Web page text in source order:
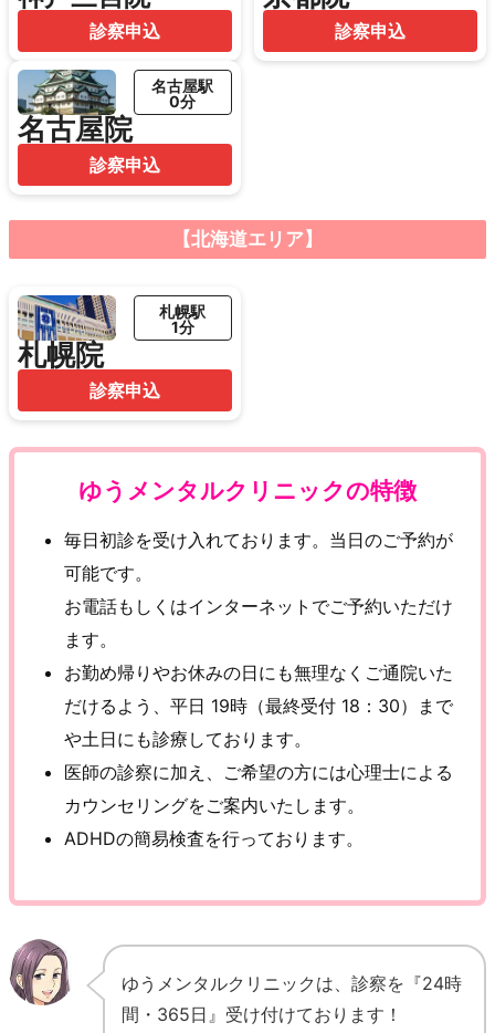
診察申込 診察申込
名古屋院
名古屋駅
0分
診察申込
【北海道エリア】
札幌院
札幌駅
1分
診察申込
ゆうメンタルクリニックの特徴
毎日初診を受け入れております。当日のご予約が
可能です。
お電話もしくはインターネットでご予約いただけ
ます。
お勤め帰りやお休みの日にも無理なくご通院いた
だけるよう、平日 19時（最終受付 18：30）まで
や土日にも診療しております。
医師の診察に加え、ご希望の方には心理士による
カウンセリングをご案内いたします。
ADHDの簡易検査を行っております。
ゆうメンタルクリニックは、診察を『24時
間・365日』受け付けております！